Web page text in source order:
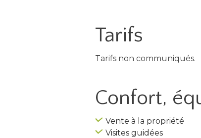
Tarifs
Tarifs non communiqués.
Confort,
Vente à la propriété
Visites guidées